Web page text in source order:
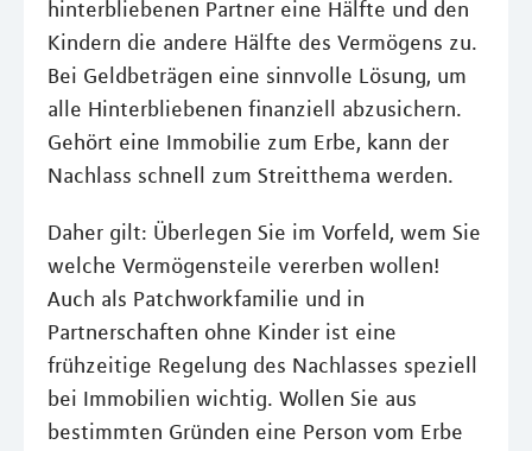
hinterbliebenen Partner eine Hälfte und den
Kindern die andere Hälfte des Vermögens zu.
Bei Geldbeträgen eine sinnvolle Lösung, um
alle Hinterbliebenen finanziell abzusichern.
Gehört eine Immobilie zum Erbe, kann der
Nachlass schnell zum Streitthema werden.
Daher gilt: Überlegen Sie im Vorfeld, wem Sie
welche Vermögensteile vererben wollen!
Auch als Patchworkfamilie und in
Partnerschaften ohne Kinder ist eine
frühzeitige Regelung des Nachlasses speziell
bei Immobilien wichtig. Wollen Sie aus
bestimmten Gründen eine Person vom Erbe